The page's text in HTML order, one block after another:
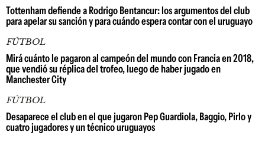
Tottenham defiende a Rodrigo Bentancur: los argumentos del club
para apelar su sanción y para cuándo espera contar con el uruguayo
FÚTBOL
Mirá cuánto le pagaron al campeón del mundo con Francia en 2018,
que vendió su réplica del trofeo, luego de haber jugado en
Manchester City
FÚTBOL
Desaparece el club en el que jugaron Pep Guardiola, Baggio, Pirlo y
cuatro jugadores y un técnico uruguayos